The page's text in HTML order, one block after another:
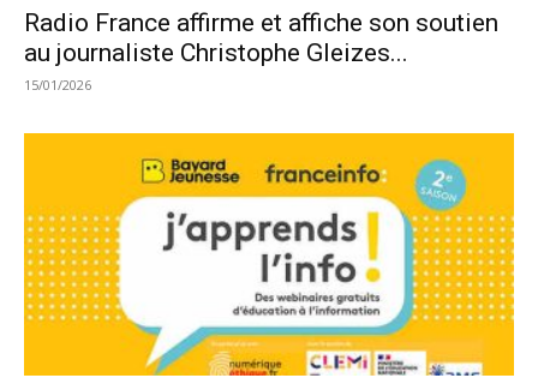
Radio France affirme et affiche son soutien
au journaliste Christophe Gleizes...
15/01/2026